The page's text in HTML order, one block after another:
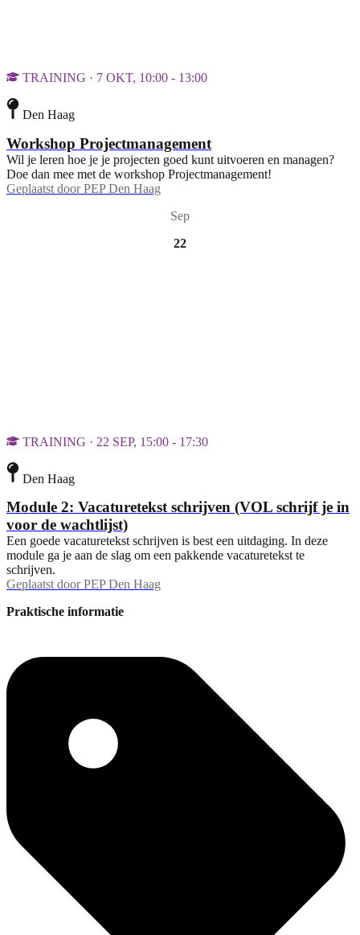
TRAINING · 7 OKT, 10:00 - 13:00
Den Haag
Workshop Projectmanagement
Wil je leren hoe je je projecten goed kunt uitvoeren en managen?
Doe dan mee met de workshop Projectmanagement!
Geplaatst door PEP Den Haag
Sep
22
TRAINING · 22 SEP, 15:00 - 17:30
Den Haag
Module 2: Vacaturetekst schrijven (VOL schrijf je in
voor de wachtlijst)
Een goede vacaturetekst schrijven is best een uitdaging. In deze
module ga je aan de slag om een pakkende vacaturetekst te
schrijven.
Geplaatst door PEP Den Haag
Praktische informatie